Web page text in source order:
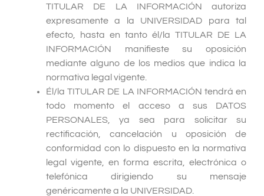
TITULAR DE LA INFORMACIÓN autoriza
expresamente a la UNIVERSIDAD para tal
efecto, hasta en tanto él/la TITULAR DE LA
INFORMACIÓN manifieste su oposición
mediante alguno de los medios que indica la
normativa legal vigente.
Él/la TITULAR DE LA INFORMACIÓN tendrá en
todo momento el acceso a sus DATOS
PERSONALES, ya sea para solicitar su
rectificación, cancelación u oposición de
conformidad con lo dispuesto en la normativa
legal vigente, en forma escrita, electrónica o
telefónica dirigiendo su mensaje
genéricamente a la UNIVERSIDAD.